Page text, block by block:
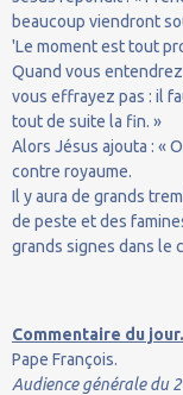
beaucoup viendront
'Le moment est tout
Quand vous
vous effrayez pas : il
tout de suite la fin. »
Alors Jésus ajouta : «
contre royaume.
Il y aura de grands
de peste et des
grands signes dans le
Commentaire du jour.
Pape François.
Audience générale du